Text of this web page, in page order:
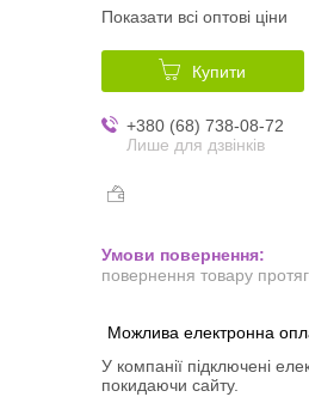
Показати всі оптові ціни
Купити
+380 (68) 738-08-72
Лише для дзвінків
повернення товару
У компанії підключені
покидаючи сайту.